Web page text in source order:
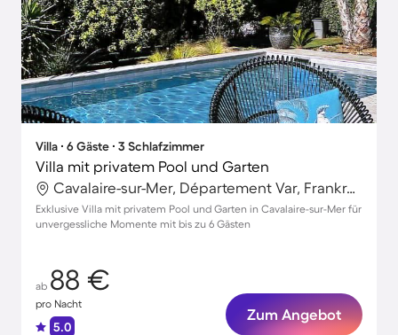
Villa ∙ 6 Gäste ∙ 3 Schlafzimmer
Villa mit privatem Pool und Garten
Cavalaire-sur-Mer, Département Var, Frankreich
Exklusive Villa mit privatem Pool und Garten in Cavalaire-sur-Mer für
unvergessliche Momente mit bis zu 6 Gästen
ab 88 €
pro Nacht
5.0
Zum Angebot